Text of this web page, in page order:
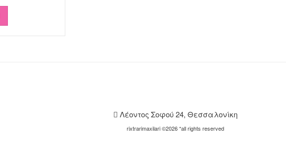
Λέοντος Σοφού 24, Θεσσαλονίκη
rixtrarimaxilari ©2026 *all rights reserved